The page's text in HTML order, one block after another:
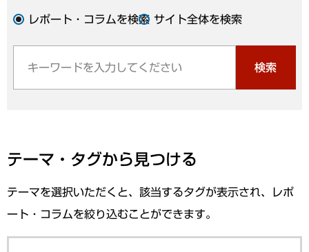
レポート・コラムを検索 サイト全体を検索
検索
テーマ・タグから見つける
テーマを選択いただくと、該当するタグが表示され、レポ
ート・コラムを絞り込むことができます。